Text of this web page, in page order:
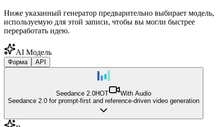
Ниже указанный генератор предварительно выбирает модель,
используемую для этой записи, чтобы вы могли быстрее
переработать идею.
AI Модель
Форма API
Seedance 2.0HOT
With Audio
Seedance 2.0 for prompt-first and reference-driven video generation